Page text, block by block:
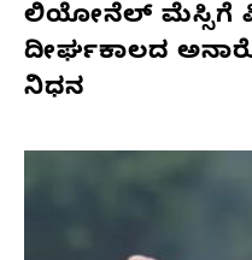
ಲಿಯೋನೆಲ್ ಮೆಸ್ಸಿಗೆ
ದೀರ್ಘಕಾಲದ
ನಿಧನ